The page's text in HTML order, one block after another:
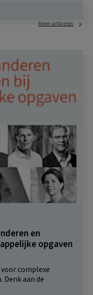
Meer artikelen
en
opgaven
complexe
aan de